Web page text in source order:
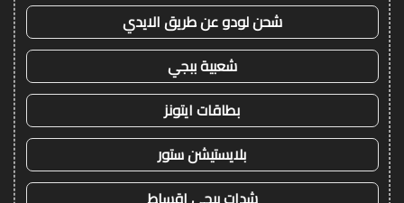
شحن لودو عن طريق الايدي
شعبية ببجي
بطاقات ايتونز
بلايستيشن ستور